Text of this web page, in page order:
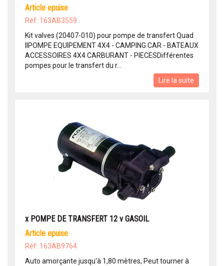
article epuise
Réf: 163AB3559
Kit valves (20407-010) pour pompe de transfert Quad
IIPOMPE EQUIPEMENT 4X4 - CAMPING CAR - BATEAUX
ACCESSOIRES 4X4 CARBURANT - PIECESDifférentes
pompes pour le transfert du r...
Lire la suite
x POMPE DE TRANSFERT 12 v GASOIL
article epuise
Réf: 163AB9764
Auto amorçante jusqu'à 1,80 mètres, Peut tourner à